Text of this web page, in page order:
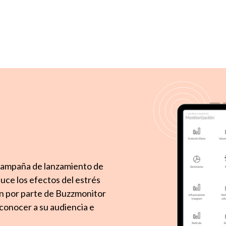
de lanzamiento de
los efectos del estrés
por parte de Buzzmonitor
a su audiencia e